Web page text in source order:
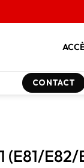
CONTACT
E82/